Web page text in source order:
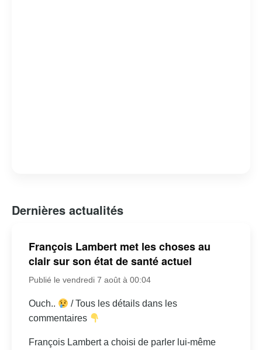
Dernières actualités
François Lambert met les choses au
clair sur son état de santé actuel
Publié le vendredi 7 août à 00:04
Ouch..
/ Tous les détails dans les
commentaires
François Lambert a choisi de parler lui-même